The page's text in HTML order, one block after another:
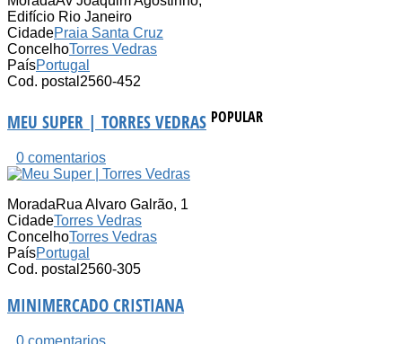
Edifício Rio Janeiro
CidadePraia Santa Cruz
ConcelhoTorres Vedras
PaísPortugal
Cod. postal 2560-452
MEU SUPER | TORRES VEDRAS POPULAR
0 comentarios
MoradaRua Alvaro Galrão, 1
CidadeTorres Vedras
ConcelhoTorres Vedras
PaísPortugal
Cod. postal 2560-305
MINIMERCADO CRISTIANA
0 comentarios